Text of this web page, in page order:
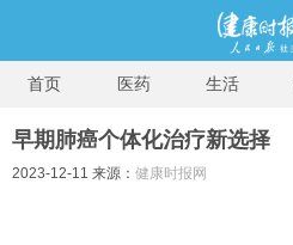
首页 医药 生活
早期肺癌个体化治疗新选择
2023-12-11 来源： 健康时报网